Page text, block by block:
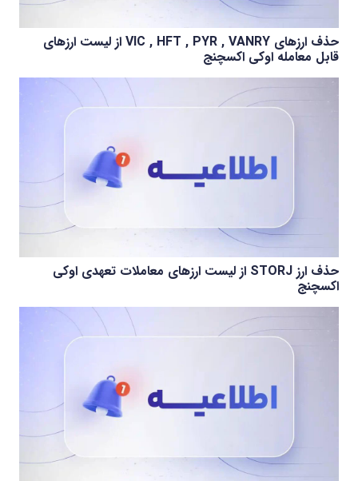
حذف ارزهای VIC , HFT , PYR , VANRY از لیست ارزهای
قابل معامله اوکی اکسچنج
حذف ارز STORJ از لیست ارزهای معاملات تعهدی اوکی
اکسچنج